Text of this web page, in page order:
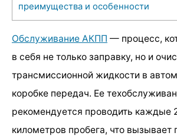
преимущества и особенности
Обслуживание АКПП — процесс,
в себя не только заправку, но и
трансмиссионной жидкости в
коробке передач. Ее
рекомендуется проводить каждые
километров пробега, что